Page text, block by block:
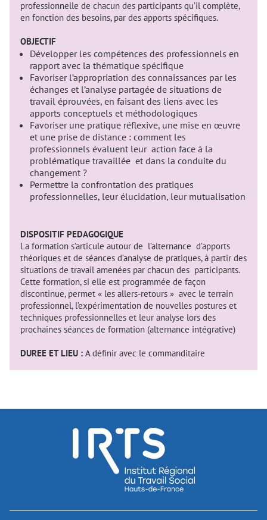
professionnelle de chacun des participants qu’il complète,
en fonction des besoins, par des apports spécifiques.
OBJECTIF
Développer les compétences des professionnels en
rapport avec la thématique spécifique
Favoriser l’appropriation des connaissances par les
échanges et l’analyse partagée de situations de
travail éprouvées, en faisant des liens avec les
apports conceptuels et méthodologiques
Favoriser une pratique réflexive, une mise en œuvre
et une prise de distance : comment les
professionnels évaluent leur action face à la
problématique travaillée et dans la conduite du
changement ?
Permettre la confrontation des pratiques
professionnelles, leur élucidation, leur mutualisation
DISPOSITIF PEDAGOGIQUE
La formation s’articule autour de l’alternance d’apports
théoriques et de séances d’analyse de pratiques, à partir des
situations de travail amenées par chacun des participants.
Cette formation, si elle est programmée de façon
discontinue, permet « les allers-retours » avec le terrain
professionnel, l’expérimentation de nouvelles postures et
techniques professionnelles et leur analyse lors des
prochaines séances de formation (alternance intégrative)
DUREE ET LIEU : A définir avec le commanditaire